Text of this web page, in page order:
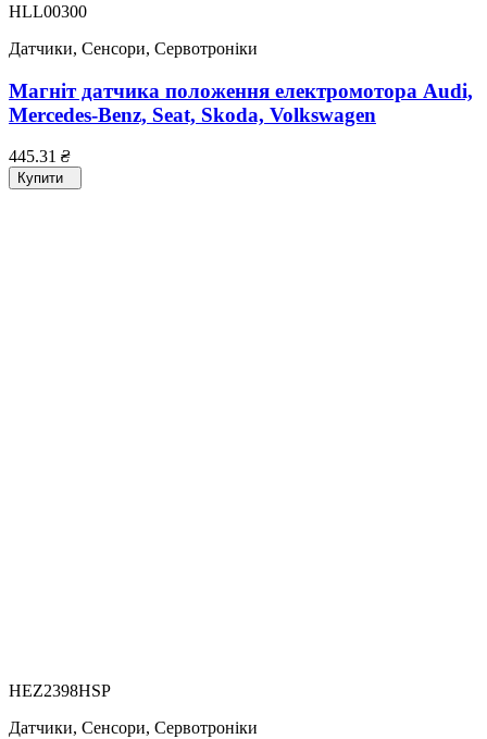
HLL00300
Датчики, Сенсори, Сервотроніки
Магніт датчика положення електромотора Audi,
Mercedes-Benz, Seat, Skoda, Volkswagen
445.31 ₴
Купити
HEZ2398HSP
Датчики, Сенсори, Сервотроніки